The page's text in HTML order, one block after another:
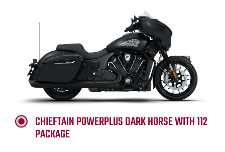
CHIEFTAIN POWERPLUS DARK HORSE WITH 112
PACKAGE